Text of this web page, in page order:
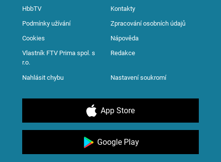
HbbTV Kontakty
Podmínky užívání Zpracování osobních údajů
Cookies Nápověda
Vlastník FTV Prima spol. s
r.o.
Redakce
Nahlásit chybu Nastavení soukromí
App Store
Google Play